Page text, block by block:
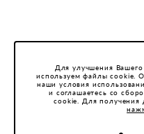
Для улучшения
используем файлы cookie.
наши условия
и соглашаетесь со
cookie. Для получения